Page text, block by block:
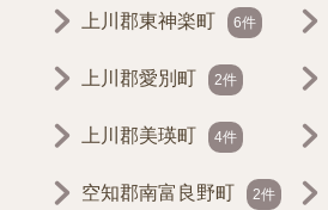
上川郡東神楽町 6件
上川郡愛別町 2件
上川郡美瑛町 4件
空知郡南富良野町 2件